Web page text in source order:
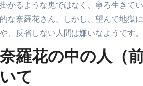
掛かるような鬼ではなく、寧ろ生きて
的な奈羅花さん。しかし、望んで地獄
や、反省しない人間は嫌いなようです。
奈羅花の中の人（
いて